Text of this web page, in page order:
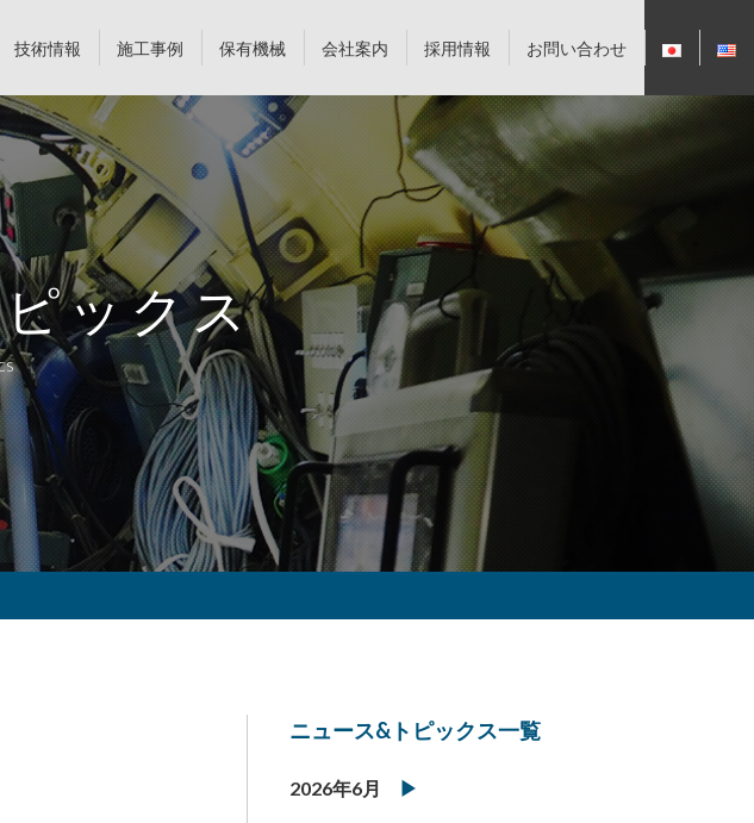
技術情報 施工事例 保有機械 会社案内 採用情報 お問い合わせ
ックス
ニュース&トピックス一覧
2026年6月